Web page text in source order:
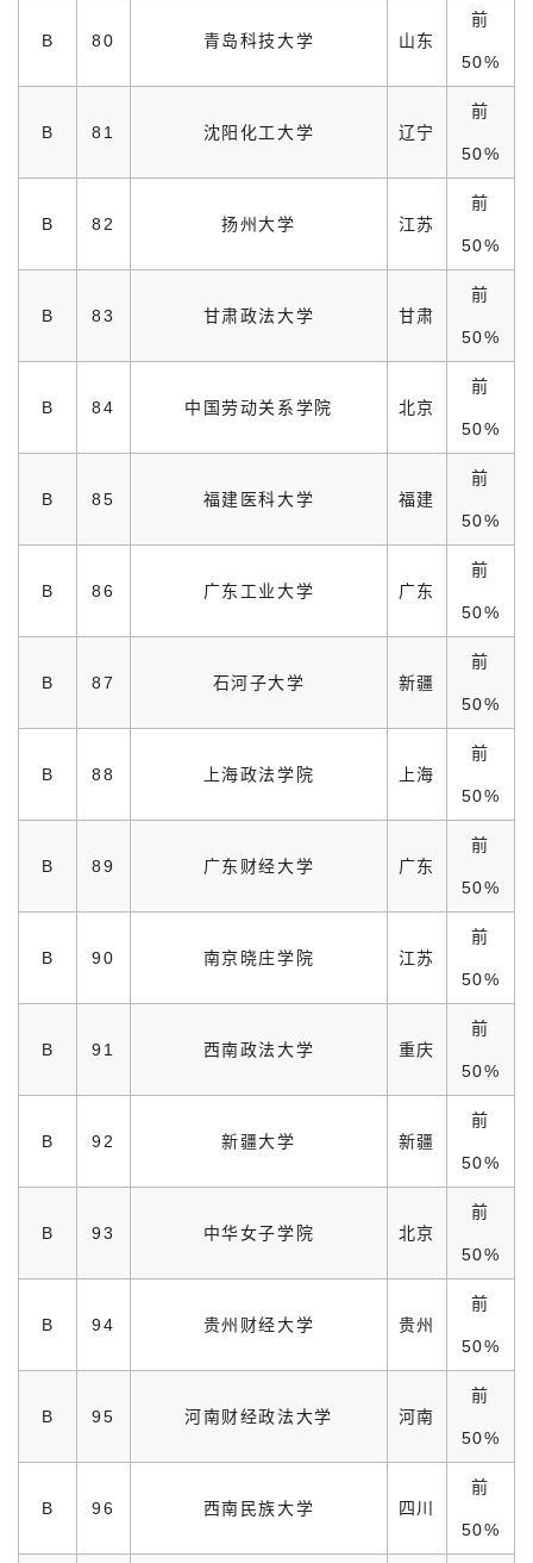
B 80 青岛科技大学 山东
前
50%
B 81 沈阳化工大学 辽宁
前
50%
B 82 扬州大学 江苏
前
50%
B 83 甘肃政法大学 甘肃
前
50%
B 84 中国劳动关系学院 北京
前
50%
B 85 福建医科大学 福建
前
50%
B 86 广东工业大学 广东
前
50%
B 87 石河子大学 新疆
前
50%
B 88 上海政法学院 上海
前
50%
B 89 广东财经大学 广东
前
50%
B 90 南京晓庄学院 江苏
前
50%
B 91 西南政法大学 重庆
前
50%
B 92 新疆大学 新疆
前
50%
B 93 中华女子学院 北京
前
50%
B 94 贵州财经大学 贵州
前
50%
B 95 河南财经政法大学 河南
前
50%
B 96 西南民族大学 四川
前
50%